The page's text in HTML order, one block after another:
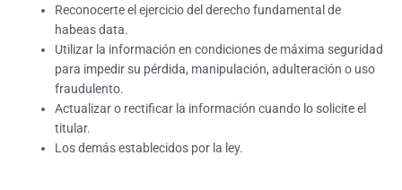
Reconocerte el ejercicio del derecho fundamental de
habeas data.
Utilizar la información en condiciones de máxima seguridad
para impedir su pérdida, manipulación, adulteración o uso
fraudulento.
Actualizar o rectificar la información cuando lo solicite el
titular.
Los demás establecidos por la ley.